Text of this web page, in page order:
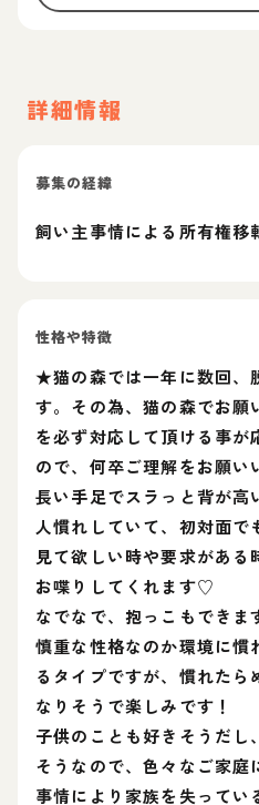
詳細情報
募集の経緯
飼い主事情による所有権移
性格や特徴
★猫の森では一年に数回、
す。その為、猫の森でお願
を必ず対応して頂ける事が
ので、何卒ご理解をお願
長い手足でスラっと背が
人慣れしていて、初対面
見て欲しい時や要求があ
お喋りしてくれます♡
なでなで、抱っこもでき
慎重な性格なのか環境に慣
るタイプですが、慣れたら
なりそうで楽しみです！
子供のことも好きそうだし
そうなので、色々なご家庭
事情により家族を失ってい